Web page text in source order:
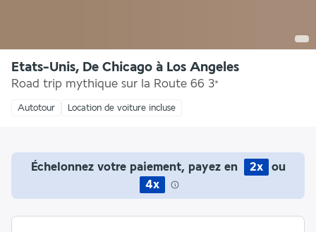
Etats-Unis, De Chicago à Los Angeles
Road trip mythique sur la Route 66 3*
Autotour Location de voiture incluse
Échelonnez votre paiement, payez en 2x
ou
4x